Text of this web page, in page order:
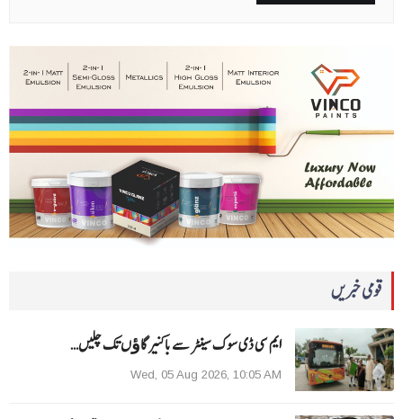
قومی خبریں
ایم سی ڈی سوک سینٹر سے باکنیر گاﺅں تک چلیں…
Wed, 05 Aug 2026, 10:05 AM